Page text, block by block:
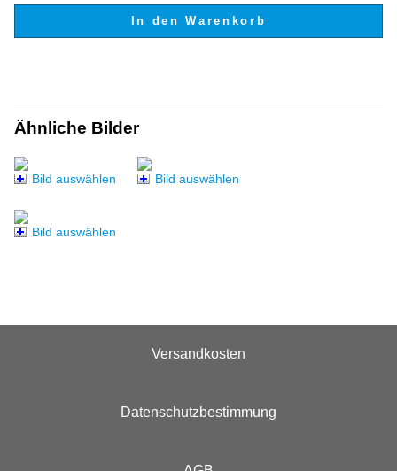
Ähnliche Bilder
Bild auswählen Bild auswählen
Bild auswählen
Versandkosten
Datenschutzbestimmung